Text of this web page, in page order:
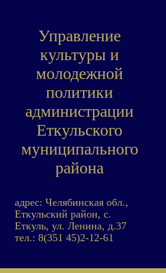
Управление
культуры и
молодежной
политики
администрации
Еткульского
муниципального
района
адрес: Челябинская обл.,
Еткульский район, с.
Еткуль, ул. Ленина, д.37
тел.: 8(351 45)2-12-61